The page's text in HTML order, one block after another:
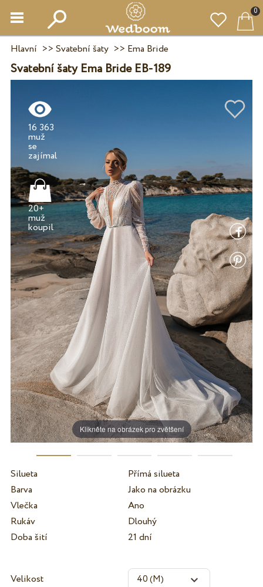
0
Hlavní >> Svatební šaty>> Ema Bride
Svatební šaty Ema Bride EB-189
Klikněte na obrázek pro zvětšení
16 363
muž
se
20+
muž
koupil
Silueta
Přímá silueta
Barva
Jako na obrázku
Vlečka
Ano
Rukáv
Dlouhý
Doba šití
21 dní
Velikost